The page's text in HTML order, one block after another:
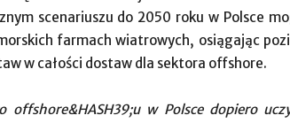
scenariuszu do 2050 roku w Polsce
farmach wiatrowych, osiągając
w całości dostaw dla sektora offshore.
offshore&HASH39;u w Polsce dopiero